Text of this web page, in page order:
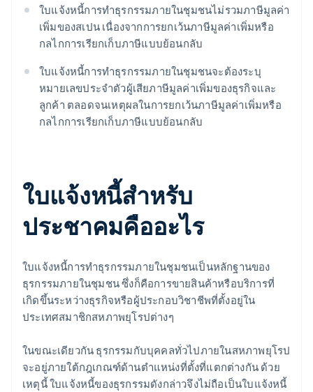
ใบแจ้งหนี้การทำธุรกรรมภายในชุมชนไม่รวมภาษีมูลค่า
เพิ่มของสเปน เนื่องจากการยกเว้นภาษีมูลค่าเพิ่มหรือ
กลไกการเรียกเก็บภาษีแบบย้อนกลับ
ใบแจ้งหนี้การทำธุรกรรมภายในชุมชนจะต้องระบุ
หมายเลขประจำตัวผู้เสียภาษีมูลค่าเพิ่มของธุรกิจและ
ลูกค้า ตลอดจนเหตุผลในการยกเว้นภาษีมูลค่าเพิ่มหรือ
กลไกการเรียกเก็บภาษีแบบย้อนกลับ
ใบแจ้งหนี้สําหรับ
ประชาคมคืออะไร
ใบแจ้งหนี้การทำธุรกรรมภายในชุมชนเป็นหลักฐานของ
ธุรกรรมภายในชุมชน ซึ่งก็คือการขายสินค้าหรือบริการที่
เกิดขึ้นระหว่างธุรกิจหรือผู้ประกอบวิชาชีพที่ตั้งอยู่ใน
ประเทศสมาชิกสหภาพยุโรปต่างๆ
ในขณะเดียวกัน ธุรกรรมกับบุคคลทั่วไปภายในสหภาพยุโรป
จะอยู่ภายใต้กฎเกณฑ์ด้านตำแหน่งที่ตั้งที่แตกต่างกัน ด้วย
เหตุนี้ ใบแจ้งหนี้ของธุรกรรมดังกล่าวจึงไม่ถือเป็นใบแจ้งหนี้